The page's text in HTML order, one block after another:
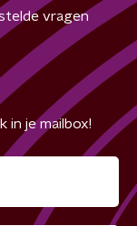
vragen
in je mailbox!